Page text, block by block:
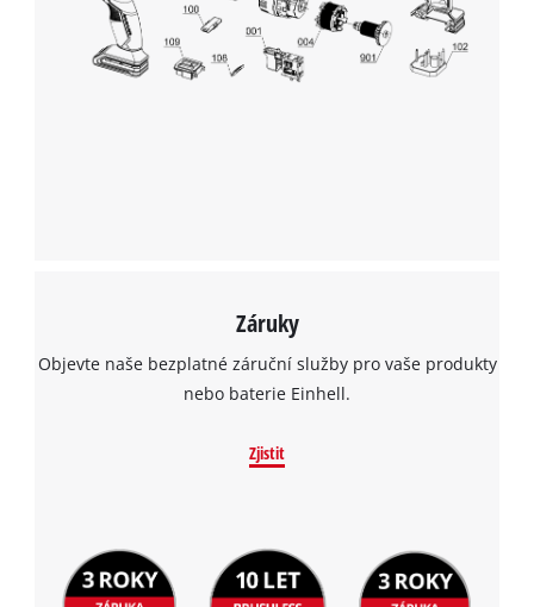
Záruky
Objevte naše bezplatné záruční služby pro vaše produkty
nebo baterie Einhell.
Zjistit